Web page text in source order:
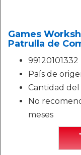
Games
Patrulla de
99120101332
País de
Cantidad del
No
meses